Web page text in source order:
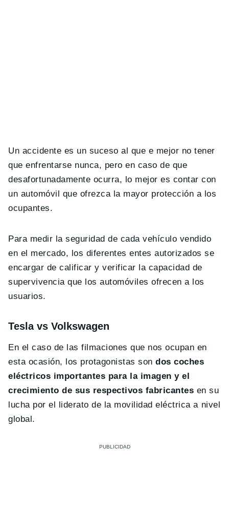
Un accidente es un suceso al que e mejor no tener
que enfrentarse nunca, pero en caso de que
desafortunadamente ocurra, lo mejor es contar con
un automóvil que ofrezca la mayor protección a los
ocupantes.
Para medir la seguridad de cada vehículo vendido
en el mercado, los diferentes entes autorizados se
encargar de calificar y verificar la capacidad de
supervivencia que los automóviles ofrecen a los
usuarios.
Tesla vs Volkswagen
En el caso de las filmaciones que nos ocupan en
esta ocasión, los protagonistas sondos coches
eléctricos importantes para la imagen y el
crecimiento de sus respectivos fabricantes en su
lucha por el liderato de la movilidad eléctrica a nivel
global.